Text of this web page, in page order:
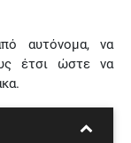
αυτόνομα, να
έτσι ώστε να